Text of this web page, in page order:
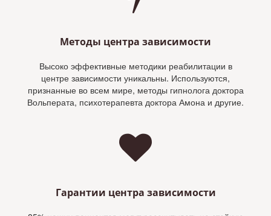
Методы центра зависимости
Высоко эффективные методики реабилитации в
центре зависимости уникальны. Используются,
признанные во всем мире, методы гипнолога доктора
Вольперата, психотерапевта доктора Амона и другие.
Гарантии центра зависимости